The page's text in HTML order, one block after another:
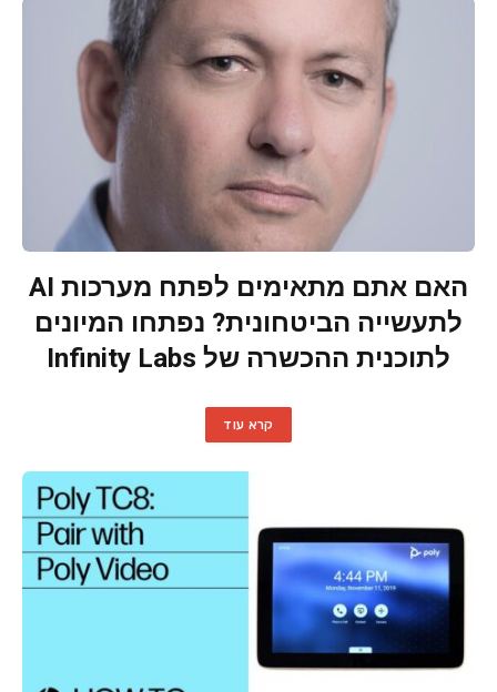
האם אתם מתאימים לפתח מערכות AI
לתעשייה הביטחונית? נפתחו המיונים
לתוכנית ההכשרה של Infinity Labs
קרא עוד